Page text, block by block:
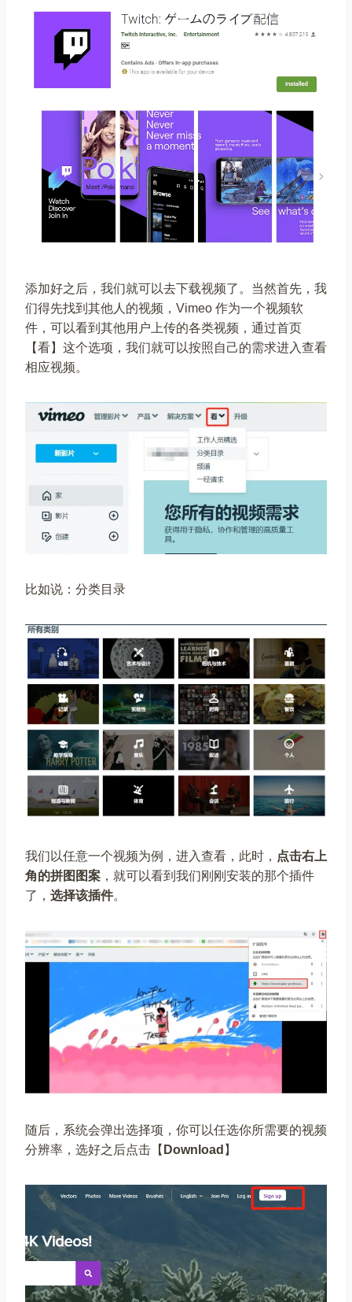
添加好之后，我们就可以去下载视频了。当然首先，我
们得先找到其他人的视频，Vimeo 作为一个视频软
件，可以看到其他用户上传的各类视频，通过首页
【看】这个选项，我们就可以按照自己的需求进入查看
相应视频。
比如说：分类目录
我们以任意一个视频为例，进入查看，此时， 点击右上
角的拼图图案 ，就可以看到我们刚刚安装的那个插件
了， 选择该插件。
随后，系统会弹出选择项，你可以任选你所需要的视频
分辨率，选好之后点击【 Download 】